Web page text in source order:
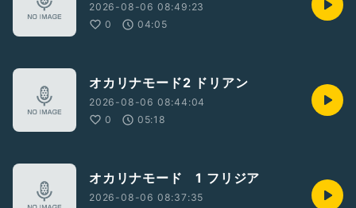
2026-08-06 08:49:23
0
04:05
オカリナモード2 ドリアン
2026-08-06 08:44:04
0
05:18
オカリナモード 1 フリジア
2026-08-06 08:37:35